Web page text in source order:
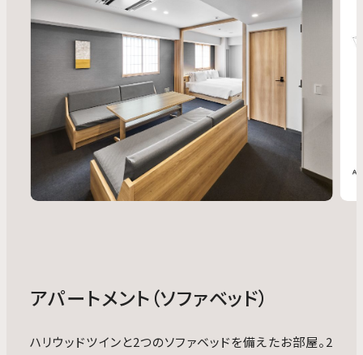
アパートメント（ソファベッド）
ハリウッドツインと2つのソファベッドを備えたお部屋。2